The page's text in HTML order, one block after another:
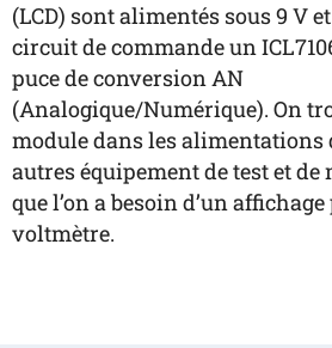
(LCD) sont alimentés sous 9 V
circuit de commande un
puce de conversion AN
(Analogique/Numérique). On
module dans les alimentations
autres équipement de test et de
que l’on a besoin d’un
voltmètre.